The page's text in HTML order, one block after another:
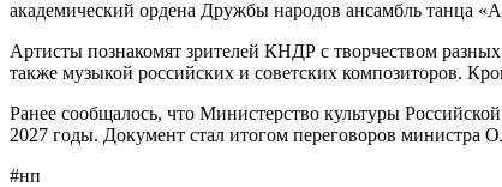
академический ордена Дружбы народов ансамбль танца
Артисты познакомят зрителей КНДР с творчеством
также музыкой российских и советских композиторов.
Ранее сообщалось, что Министерство культуры
2027 годы. Документ стал итогом переговоров
#нп